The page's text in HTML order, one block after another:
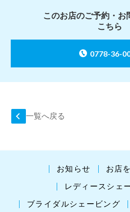
このお店のご予約・お
こちら
0778-36-
一覧へ戻る
お知らせ お店
レディースシェ
ブライダルシェービング